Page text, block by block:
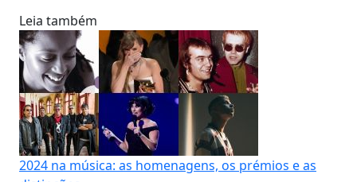
Leia também
2024 na música: as homenagens, os prémios e as